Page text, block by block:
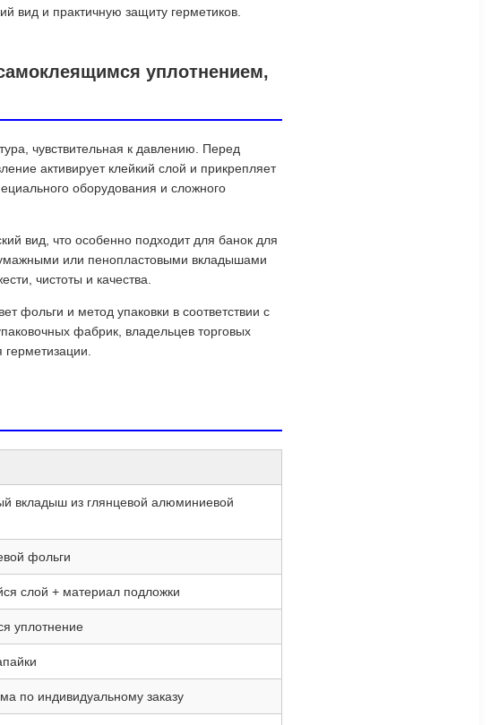
вид и практичную защиту герметиков.
уплотнением,
чувствительная к давлению. Перед
активирует клейкий слой и прикрепляет
оборудования и сложного
вид, что особенно подходит для банок для
или пенопластовыми вкладышами
чистоты и качества.
фольги и метод упаковки в соответствии с
фабрик, владельцев торговых
вкладыш из глянцевой алюминиевой
фольги
слой + материал подложки
уплотнение
по индивидуальному заказу